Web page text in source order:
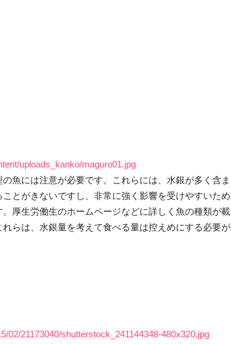
uploads_kanko/maguro01.jpg
魚には注意が必要です。これらには、水銀が多く含ま
とがきないですし、非常に強く影響を受けやすいため
厚生労働生のホームページなどに詳しく魚の種類が載
らは、水銀量を考えて食べる量は控えめにする必要が
02/21173040/shutterstock_241144348-480x320.jpg